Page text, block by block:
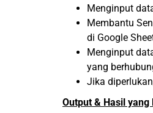
Menginput
Membantu
di Google
Menginput
yang
Jika
Output & Hasil yang